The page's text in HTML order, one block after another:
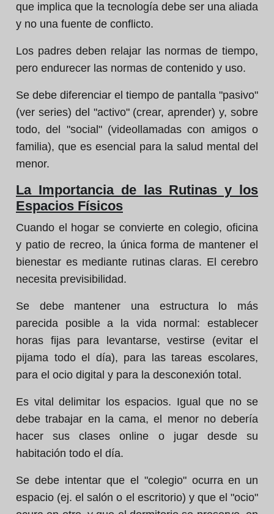
que implica que la tecnología debe ser una aliada
y no una fuente de conflicto.
Los padres deben relajar las normas de tiempo,
pero endurecer las normas de contenido y uso.
Se debe diferenciar el tiempo de pantalla "pasivo"
(ver series) del "activo" (crear, aprender) y, sobre
todo, del "social" (videollamadas con amigos o
familia), que es esencial para la salud mental del
menor.
La Importancia de las Rutinas y los
Espacios Físicos
Cuando el hogar se convierte en colegio, oficina
y patio de recreo, la única forma de mantener el
bienestar es mediante rutinas claras. El cerebro
necesita previsibilidad.
Se debe mantener una estructura lo más
parecida posible a la vida normal: establecer
horas fijas para levantarse, vestirse (evitar el
pijama todo el día), para las tareas escolares,
para el ocio digital y para la desconexión total.
Es vital delimitar los espacios. Igual que no se
debe trabajar en la cama, el menor no debería
hacer sus clases online o jugar desde su
habitación todo el día.
Se debe intentar que el "colegio" ocurra en un
espacio (ej. el salón o el escritorio) y que el "ocio"